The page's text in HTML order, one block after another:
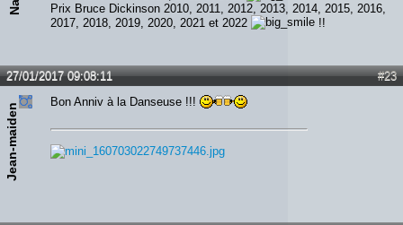
Prix Bruce Dickinson 2010, 2011, 2012, 2013, 2014, 2015, 2016,
2017, 2018, 2019, 2020, 2021 et 2022
!!
#23
27/01/2017 09:08:11
Jean-maiden
Bon Anniv à la Danseuse !!!